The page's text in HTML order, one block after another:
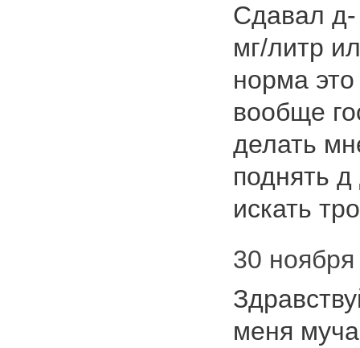
Сдавал
мг/литр
норма
вообще
делать
поднять
искать
30
меня